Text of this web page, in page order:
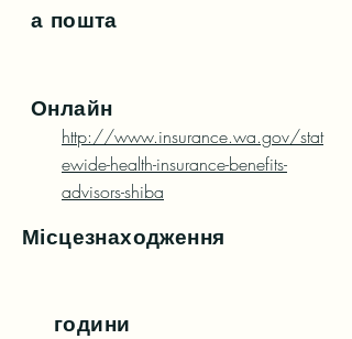
а пошта
Онлайн
http://www.insurance.wa.gov/stat
ewide-health-insurance-benefits-
advisors-shiba
Місцезнаходження
години